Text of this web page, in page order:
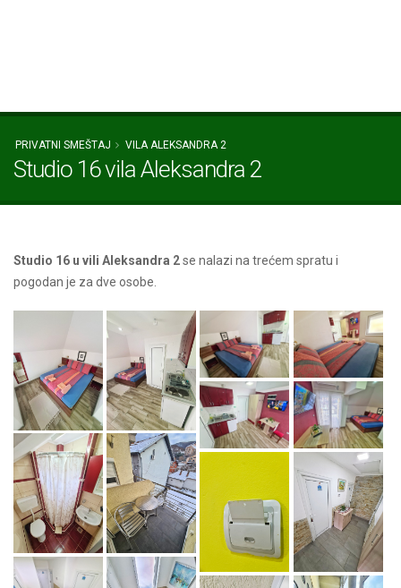
PRIVATNI SMEŠTAJ VILA ALEKSANDRA 2
Studio 16 vila Aleksandra 2
Studio 16 u vili Aleksandra 2se nalazi na trećem spratu i
pogodan je za dve osobe.